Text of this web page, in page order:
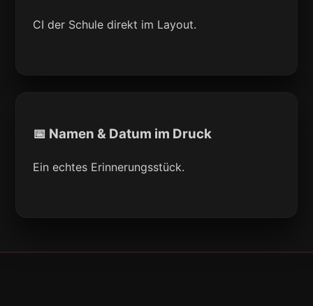
CI der Schule direkt im Layout.
📅 Namen & Datum im Druck
Ein echtes Erinnerungsstück.